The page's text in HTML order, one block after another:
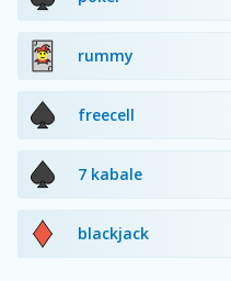
rummy
freecell
7 kabale
blackjack